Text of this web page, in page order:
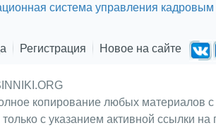
система управления кадровым
Регистрация Новое на сайте
копирование любых материалов
с указанием активной ссылки на